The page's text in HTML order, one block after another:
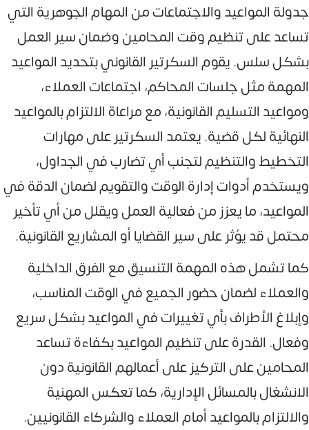
جدولة المواعيد والاجتماعات من المهام الجوهرية التي
تساعد على تنظيم وقت المحامين وضمان سير العمل
بشكل سلس. يقوم السكرتير القانوني بتحديد المواعيد
المهمة مثل جلسات المحاكم، اجتماعات العملاء،
ومواعيد التسليم القانونية، مع مراعاة الالتزام بالمواعيد
النهائية لكل قضية. يعتمد السكرتير على مهارات
التخطيط والتنظيم لتجنب أي تضارب في الجداول،
ويستخدم أدوات إدارة الوقت والتقويم لضمان الدقة في
المواعيد، ما يعزز من فعالية العمل ويقلل من أي تأخير
محتمل قد يؤثر على سير القضايا أو المشاريع القانونية.
كما تشمل هذه المهمة التنسيق مع الفرق الداخلية
والعملاء لضمان حضور الجميع في الوقت المناسب،
وإبلاغ الأطراف بأي تغييرات في المواعيد بشكل سريع
وفعال. القدرة على تنظيم المواعيد بكفاءة تساعد
المحامين على التركيز على أعمالهم القانونية دون
الانشغال بالمسائل الإدارية، كما تعكس المهنية
والالتزام بالمواعيد أمام العملاء والشركاء القانونيين.